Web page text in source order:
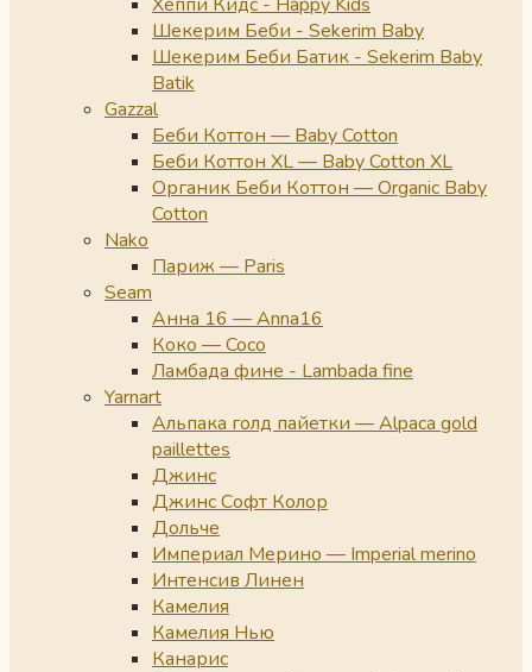
Шекерим Беби - Sekerim Baby
Шекерим Беби Батик - Sekerim Baby
Batik
Gazzal
Беби Коттон — Baby Cotton
Беби Коттон XL — Baby Cotton XL
Органик Беби Коттон — Organic Baby
Cotton
Nako
Париж — Paris
Seam
Анна 16 — Anna16
Коко — Coco
Ламбада фине - Lambada fine
Yarnart
Альпака голд пайетки — Alpaca gold
paillettes
Джинс
Джинс Софт Колор
Дольче
Империал Мерино — Imperial merino
Интенсив Линен
Камелия
Камелия Нью
Канарис